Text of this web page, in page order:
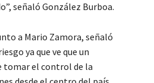
señaló González Burboa.
a Mario Zamora, señaló
ya que ve que un
el control de la